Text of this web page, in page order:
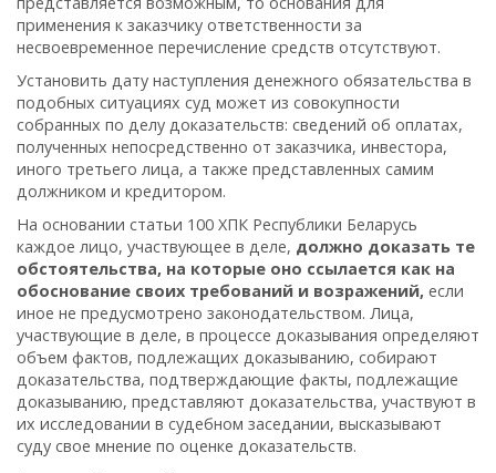
применения к заказчику ответственности за
несвоевременное перечисление средств отсутствуют.
Установить дату наступления денежного обязательства в
подобных ситуациях суд может из совокупности
собранных по делу доказательств: сведений об оплатах,
полученных непосредственно от заказчика, инвестора,
иного третьего лица, а также представленных самим
должником и кредитором.
На основании статьи 100 ХПК Республики Беларусь
каждое лицо, участвующее в деле, должно доказать те
обстоятельства, на которые оно ссылается как на
обоснование своих требований и возражений, если
иное не предусмотрено законодательством. Лица,
участвующие в деле, в процессе доказывания определяют
объем фактов, подлежащих доказыванию, собирают
доказательства, подтверждающие факты, подлежащие
доказыванию, представляют доказательства, участвуют в
их исследовании в судебном заседании, высказывают
суду свое мнение по оценке доказательств.